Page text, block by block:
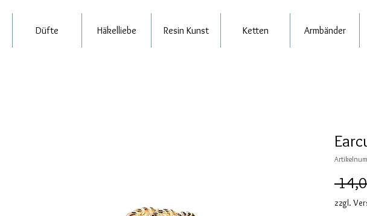
Düfte Häkelliebe Resin Kunst Ketten Armbänder
zzgl.